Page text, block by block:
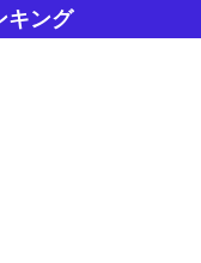
キング